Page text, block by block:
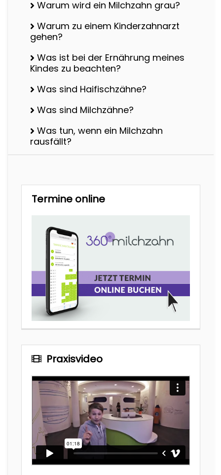
Warum wird ein Milchzahn grau?
Warum zu einem Kinderzahnarzt
gehen?
Was ist bei der Ernährung meines
Kindes zu beachten?
Was sind Haifischzähne?
Was sind Milchzähne?
Was tun, wenn ein Milchzahn
rausfällt?
Termine online
Praxisvideo